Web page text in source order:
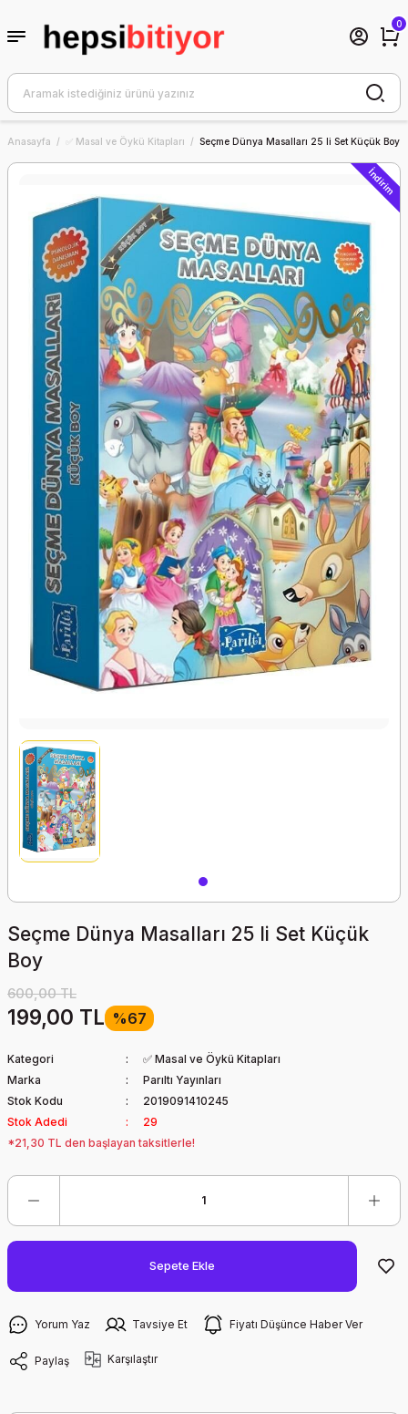
0
Anasayfa ✅ Masal ve Öykü Kitapları Seçme Dünya Masalları 25 li Set Küçük Boy
İndirim
Seçme Dünya Masalları 25 li Set Küçük
Boy
600,00 TL
199,00 TL %67
Kategori
✅ Masal ve Öykü Kitapları
Marka
Parıltı Yayınları
Stok Kodu
2019091410245
Stok Adedi
29
*21,30 TL den başlayan taksitlerle!
Sepete Ekle
Yorum Yaz Tavsiye Et Fiyatı Düşünce Haber Ver
Paylaş Karşılaştır